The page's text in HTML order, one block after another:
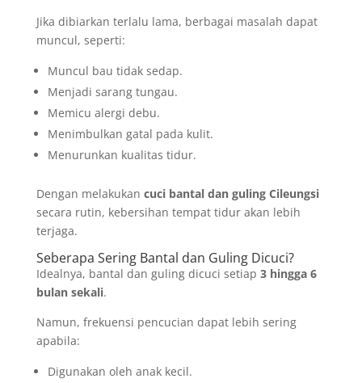
Jika dibiarkan terlalu lama, berbagai masalah dapat
muncul, seperti:
Muncul bau tidak sedap.
Menjadi sarang tungau.
Memicu alergi debu.
Menimbulkan gatal pada kulit.
Menurunkan kualitas tidur.
Dengan melakukan cuci bantal dan guling Cileungsi
secara rutin, kebersihan tempat tidur akan lebih
terjaga.
Seberapa Sering Bantal dan Guling Dicuci?
Idealnya, bantal dan guling dicuci setiap 3 hingga 6
bulan sekali.
Namun, frekuensi pencucian dapat lebih sering
apabila:
Digunakan oleh anak kecil.